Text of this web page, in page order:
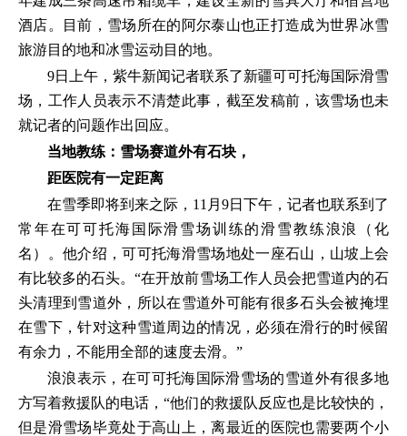
酒店。目前，雪场所在的阿尔泰山也正打造成为世界冰雪
旅游目的地和冰雪运动目的地。
9日上午，紫牛新闻记者联系了新疆可可托海国际滑雪
场，工作人员表示不清楚此事，截至发稿前，该雪场也未
就记者的问题作出回应。
当地教练：雪场赛道外有石块，
距医院有一定距离
在雪季即将到来之际，11月9日下午，记者也联系到了
常年在可可托海国际滑雪场训练的滑雪教练浪浪（化
名）。他介绍，可可托海滑雪场地处一座石山，山坡上会
有比较多的石头。“在开放前雪场工作人员会把雪道内的石
头清理到雪道外，所以在雪道外可能有很多石头会被掩埋
在雪下，针对这种雪道周边的情况，必须在滑行的时候留
有余力，不能用全部的速度去滑。”
浪浪表示，在可可托海国际滑雪场的雪道外有很多地
方写着救援队的电话，“他们的救援队反应也是比较快的，
但是滑雪场毕竟处于高山上，离最近的医院也需要两个小